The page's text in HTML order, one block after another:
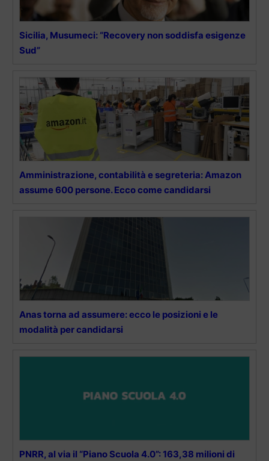
Sicilia, Musumeci: “Recovery non soddisfa esigenze
Sud”
Amministrazione, contabilità e segreteria: Amazon
assume 600 persone. Ecco come candidarsi
Anas torna ad assumere: ecco le posizioni e le
modalità per candidarsi
PNRR, al via il “Piano Scuola 4.0”: 163,38 milioni di